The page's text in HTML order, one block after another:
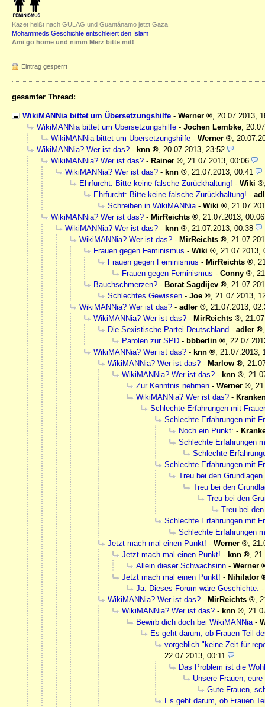
Kazet heißt nach GULAG und Guantánamo jetzt Gaza
Mohammeds Geschichte entschleiert den Islam
Ami go home und nimm Merz bitte mit!
Eintrag gesperrt
gesamter Thread:
WikiMANNia bittet um Übersetzungshilfe - Werner , 20.07.2013,
WikiMANNia bittet um Übersetzungshilfe - Jochen Lembke,
WikiMANNia bittet um Übersetzungshilfe - Werner ,
WikiMANNia? Wer ist das? - knn , 20.07.2013, 23:52
WikiMANNia? Wer ist das? - Rainer , 21.07.2013, 00:06
WikiMANNia? Wer ist das? - knn , 21.07.2013, 00:41
Ehrfurcht: Bitte keine falsche Zurückhaltung! - Wiki
Ehrfurcht: Bitte keine falsche Zurückhaltung! -
Schreiben in WikiMANNia- Wiki ,
WikiMANNia? Wer ist das? - MirReichts , 21.07.2013, 00:06
WikiMANNia? Wer ist das? - knn , 21.07.2013, 00:38
WikiMANNia? Wer ist das? - MirReichts ,
Frauen gegen Feminismus - Wiki , 21.07.2013,
Frauen gegen Feminismus - MirReichts ,
Frauen gegen Feminismus - Conny ,
Bauchschmerzen? - Borat Sagdijev ,
Schlechtes Gewissen - Joe , 21.07.2013,
WikiMANNia? Wer ist das? - adler , 21.07.2013,
WikiMANNia? Wer ist das? - MirReichts ,
Die Sexistische Partei Deutschland - adler
Parolen zur SPD - bbberlin ,
WikiMANNia? Wer ist das? - knn , 21.07.2013,
WikiMANNia? Wer ist das? - Marlow ,
WikiMANNia? Wer ist das? - knn ,
Zur Kenntnis nehmen - Werner ,
WikiMANNia? Wer ist das? -
Schlechte Erfahrungen mit
Schlechte Erfahrungen mit
Noch ein Punkt: -
Schlechte Erfahrungen
Schlechte
Schlechte Erfahrungen mit
Treu bei den Grundlagen.
Treu bei den
Treu bei den
Treu bei
Schlechte Erfahrungen mit
Schlechte Erfahrungen
Jetzt mach mal einen Punkt! - Werner ,
Jetzt mach mal einen Punkt! - knn ,
Allein dieser Schwachsinn - Werner
Jetzt mach mal einen Punkt! - Nihilator
Ja. Dieses Forum wäre Geschichte.
WikiMANNia? Wer ist das? - MirReichts ,
WikiMANNia? Wer ist das? - knn ,
Bewirb dich doch bei WikiMANNia-
Es geht darum, ob Frauen Teil
vorgeblich "keine Zeit für
22.07.2013, 00:11
Das Problem ist die
Unsere Frauen, eure
Gute Frauen,
Es geht darum, ob Frauen